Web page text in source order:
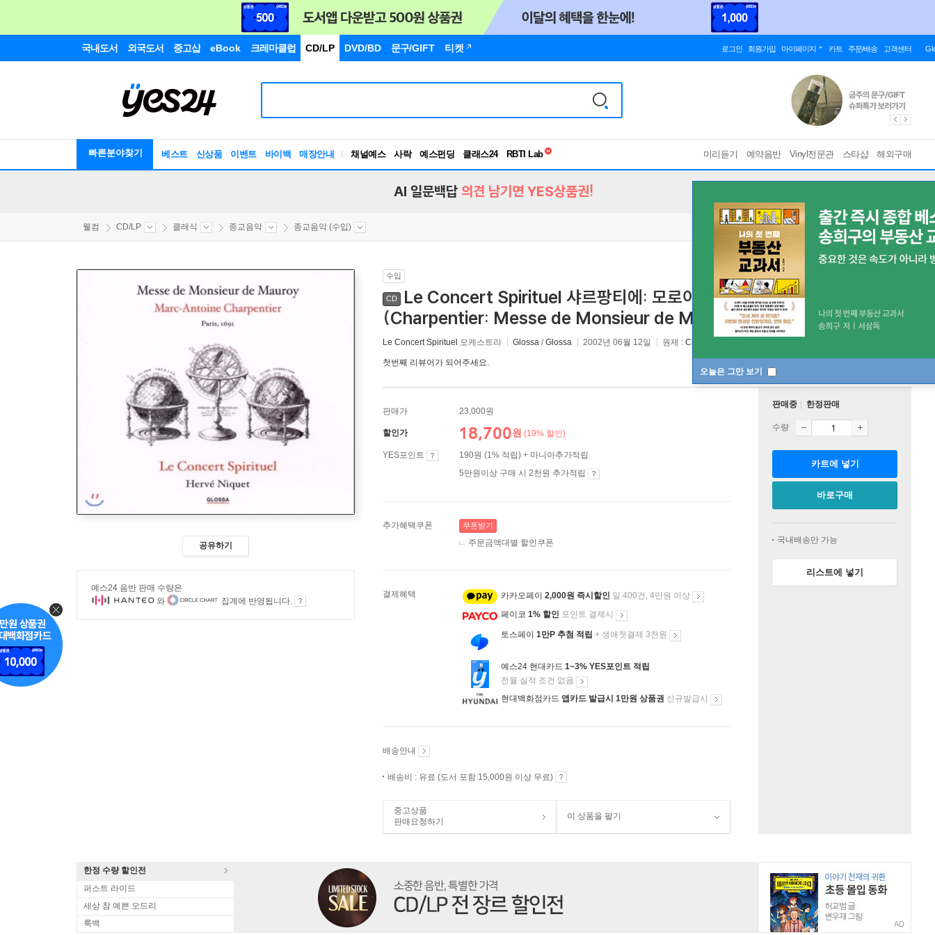
국내도서 외국도서 중고샵 eBook 크레마클럽 CD/LP DVD/BD 문구/GIFT 티켓 로그인 회원가입 마이페이지 카트 주문/배송 고객센터
빠른분야찾기 베스트 신상품 이벤트 바이백 매장안내 채널예스 사락 예스펀딩 클래스24
독서유형검사
미리듣기 예약음반 Vinyl전문관 스타샵 해외구매
오늘은 그만 보기
AI 일문백답 의견 남기면 YES상품권!
웰컴 CD/LP 클래식 종교음악 종교음악 (수입)
공유하기
예스24 음반 판매 수량은
와
집계에 반영됩니다.
수입
CD
Le Concert Spirituel 샤르팡티에: 모로이 경을 위한 미사
(Charpentier: Messe de Monsieur de Mauroy)
Le Concert Spirituel 오케스트라 Glossa /Glossa 2002년 06월 12일 원제 : Charpentier: Messe de Monsieur de Mauroy
첫번째 리뷰어가 되어주세요.
판매가 23,000원
할인가 18,700원 (19% 할인)
YES포인트
190원 (1% 적립) + 마니아추가적립
5만원이상 구매 시 2천원 추가적립
추가혜택쿠폰 쿠폰받기
주문금액대별 할인쿠폰
결제혜택 카카오페이 2,000원 즉시할인 일 400건, 4만원 이상
페이코 1% 할인 포인트 결제시
토스페이 1만P 추첨 적립 + 생애첫결제 3천원
예스24 현대카드 1~3% YES포인트 적립
전월 실적 조건 없음
현대백화점카드 앱카드 발급시 1만원 상품권 신규발급시
배송안내
배송비 : 유료 (도서 포함 15,000원 이상 무료)
중고상품
판매요청하기
이 상품을 팔기
판매중 한정판매
수량
카트에 넣기
바로구매
국내배송만 가능
리스트에 넣기
한정 수량 할인전
퍼스트 라이드
세상 참 예쁜 오드리
룩백
AD